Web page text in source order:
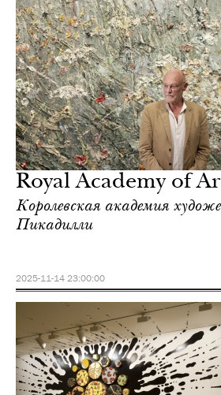
Royal Academy of
Королевская академия
Пикадилли
2025-11-14 23:00:00